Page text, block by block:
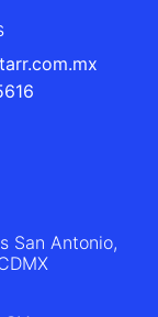
San Antonio,